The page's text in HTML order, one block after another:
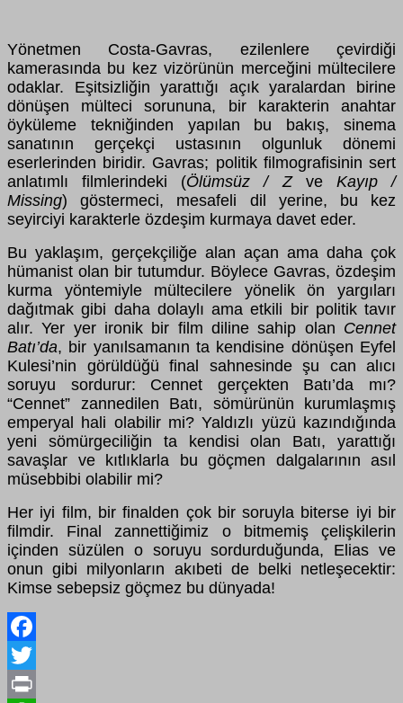
Yönetmen Costa-Gavras, ezilenlere çevirdiği
kamerasında bu kez vizörünün merceğini mültecilere
odaklar. Eşitsizliğin yarattığı açık yaralardan birine
dönüşen mülteci sorununa, bir karakterin anahtar
öyküleme tekniğinden yapılan bu bakış, sinema
sanatının gerçekçi ustasının olgunluk dönemi
eserlerinden biridir. Gavras; politik filmografisinin sert
anlatımlı filmlerindeki (Ölümsüz / Zve Kayıp /
Missing) göstermeci, mesafeli dil yerine, bu kez
seyirciyi karakterle özdeşim kurmaya davet eder.
Bu yaklaşım, gerçekçiliğe alan açan ama daha çok
hümanist olan bir tutumdur. Böylece Gavras, özdeşim
kurma yöntemiyle mültecilere yönelik ön yargıları
dağıtmak gibi daha dolaylı ama etkili bir politik tavır
alır. Yer yer ironik bir film diline sahip olan Cennet
Batı’da, bir yanılsamanın ta kendisine dönüşen Eyfel
Kulesi’nin görüldüğü final sahnesinde şu can alıcı
soruyu sordurur: Cennet gerçekten Batı’da mı?
“Cennet” zannedilen Batı, sömürünün kurumlaşmış
emperyal hali olabilir mi? Yaldızlı yüzü kazındığında
yeni sömürgeciliğin ta kendisi olan Batı, yarattığı
savaşlar ve kıtlıklarla bu göçmen dalgalarının asıl
müsebbibi olabilir mi?
Her iyi film, bir finalden çok bir soruyla biterse iyi bir
filmdir. Final zannettiğimiz o bitmemiş çelişkilerin
içinden süzülen o soruyu sordurduğunda, Elias ve
onun gibi milyonların akıbeti de belki netleşecektir:
Kimse sebepsiz göçmez bu dünyada!
Facebook
Twitter